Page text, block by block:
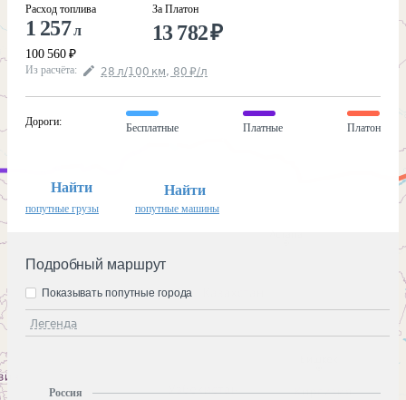
Расход топлива
1 257л
100 560 ₽
За Платон
13 782₽
Из расчёта: 28 л/100 км, 80 ₽/л
Дороги:
Бесплатные Платные Платон
Найти
попутные грузы
Найти
попутные машины
Подробный маршрут
Легенда
Показывать попутные города
Россия